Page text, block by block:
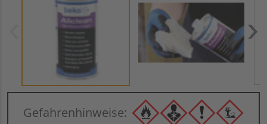
Gefahrenhinweise: